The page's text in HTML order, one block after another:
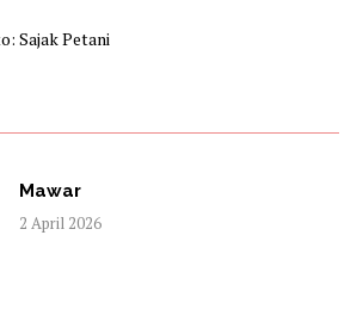
Sajak Petani
Mawar
2 April 2026